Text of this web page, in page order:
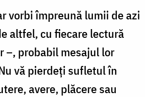
vorbi împreună lumii de azi
altfel, cu fiecare lectură
–, probabil mesajul lor
vă pierdeți sufletul în
avere, plăcere sau